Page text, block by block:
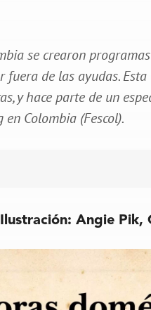
se crearon
fuera de las ayudas.
y hace parte de un
Colombia (Fescol).
Angie Pik,